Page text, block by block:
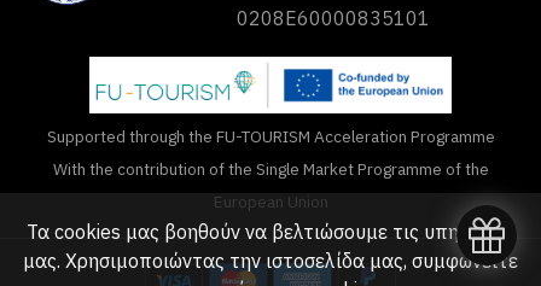
0208Ε60000835101
Supported through the FU-TOURISM Acceleration Programme
With the contribution of the Single Market Programme of the
European Union
Τα cookies μας βοηθούν να βελτιώσουμε τις υπηρεσίες
μας. Χρησιμοποιώντας την ιστοσελίδα μας, συμφωνείτε